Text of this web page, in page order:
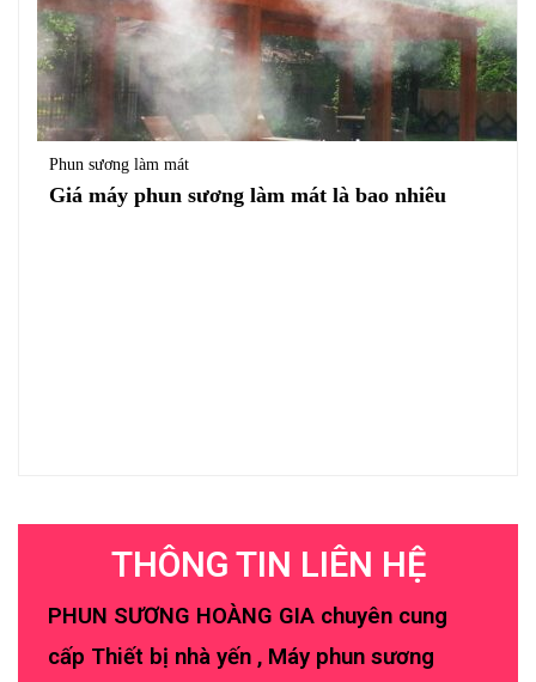
Phun sương làm mát
Giá máy phun sương làm mát là bao nhiêu
THÔNG TIN LIÊN HỆ
PHUN SƯƠNG HOÀNG GIA chuyên cung
cấp Thiết bị nhà yến , Máy phun sương